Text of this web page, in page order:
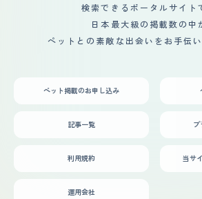
もそこまでお手入れが必要ではなく、
どない点は飼いやすいと思います。 小
しつけや拾い食いには苦労しましたが
で小さな子どもにもとてもよく接して
ることもなく比較的我慢してくれてい
大変なこともいろいろとありましたが
るところが一番のお気に入りです。
検索できるポータルサイト
日本最大級の掲載数の中
ペットとの素敵な出会いをお手伝
ペット掲載のお申し込み
記事一覧 プ
利用規約 当サ
運用会社